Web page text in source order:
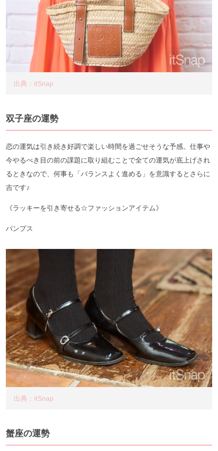
出典：itSnap
双子座の運勢
恋の運気は引き続き好調で楽しい時間を過ごせそうな予感。仕事や
今やるべき目の前の課題に取り組むことで全ての運気が底上げされ
るときなので、何事も「バランスよく進める」を意識するとさらに
吉です♪
《ラッキーを引き寄せる☆ファッションアイテム》
パンプス
出典：itSnap
蟹座の運勢